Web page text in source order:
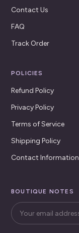
Contact Us
FAQ
Track Order
POLICIES
Refund Policy
Privacy Policy
Terms of Service
Shipping Policy
Contact Information
BOUTIQUE NOTES